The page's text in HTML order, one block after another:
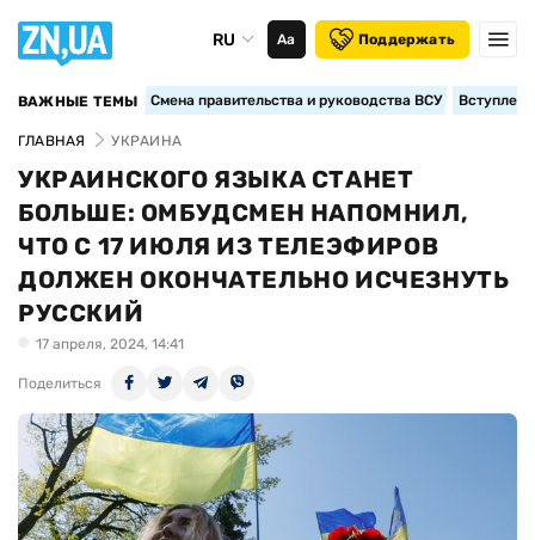
RU Аа Поддержать
ВАЖНЫЕ ТЕМЫ Смена правительства и руководства ВСУ
ГЛАВНАЯ УКРАИНА
УКРАИНСКОГО ЯЗЫКА СТАНЕТ
БОЛЬШЕ: ОМБУДСМЕН НАПОМНИЛ,
ЧТО С 17 ИЮЛЯ ИЗ ТЕЛЕЭФИРОВ
ДОЛЖЕН ОКОНЧАТЕЛЬНО ИСЧЕЗНУТЬ
РУССКИЙ
17 апреля, 2024, 14:41
Поделиться